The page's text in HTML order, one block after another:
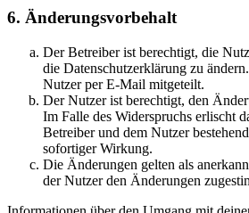
6. Änderungsvorbehalt
Der Betreiber ist berechtigt, die
die Datenschutzerklärung zu
Nutzer per E-Mail mitgeteilt.
Der Nutzer ist berechtigt, den
Im Falle des Widerspruchs erlischt
Betreiber und dem Nutzer
sofortiger Wirkung.
Die Änderungen gelten als
der Nutzer den Änderungen